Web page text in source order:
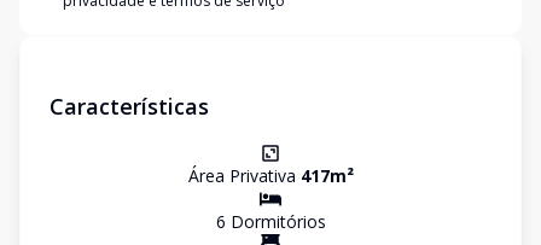
Características
Área Privativa 417m²
6 Dormitórios